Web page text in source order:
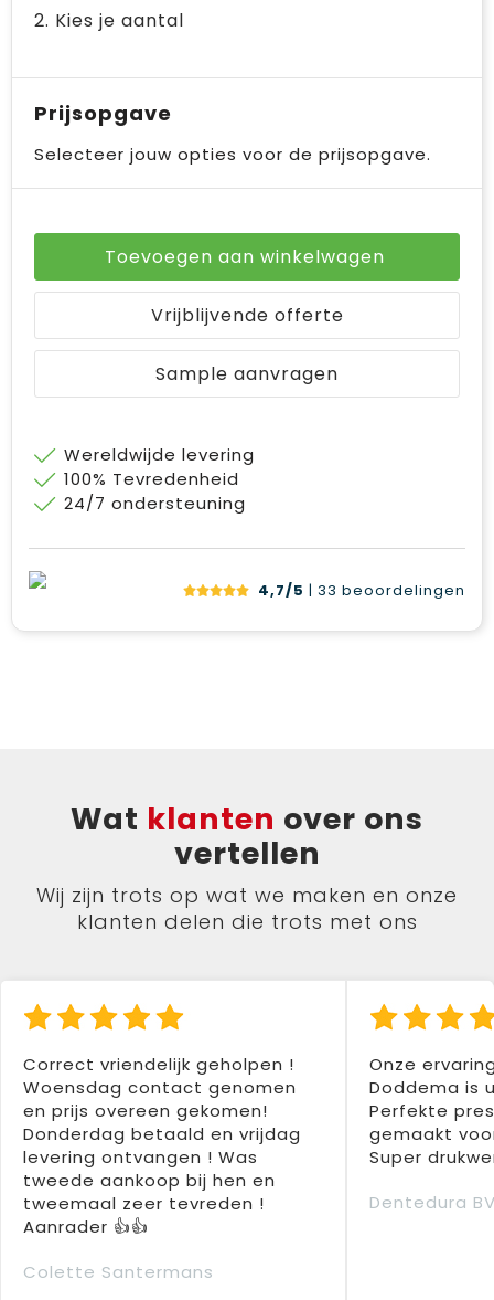
2. Kies je aantal
Prijsopgave
Selecteer jouw opties voor de prijsopgave.
Toevoegen aan winkelwagen
Vrijblijvende offerte
Sample aanvragen
Wereldwijde levering
100% Tevredenheid
24/7 ondersteuning
4,7/5 | 33 beoordelingen
Wat klanten over ons
vertellen
Wij zijn trots op wat we maken en onze
klanten delen die trots met ons
Correct vriendelijk geholpen !
Woensdag contact genomen
en prijs overeen gekomen!
Donderdag betaald en vrijdag
levering ontvangen ! Was
tweede aankoop bij hen en
tweemaal zeer tevreden !
Aanrader 👍👍
Colette Santermans
Onze
Doddema is
Perfekte
gemaakt
Super
Dentedura